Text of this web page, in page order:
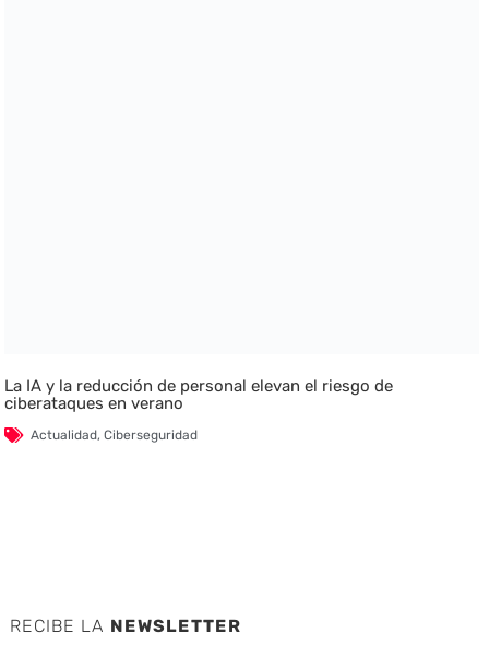
La IA y la reducción de personal elevan el riesgo de
ciberataques en verano
Actualidad,Ciberseguridad
RECIBE LA NEWSLETTER